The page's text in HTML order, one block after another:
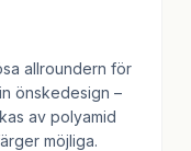
allroundern för
önskedesign –
av polyamid
möjliga.